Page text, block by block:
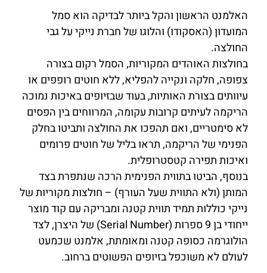
האלמנט הראשון והקל ביותר לבדיקה הוא סמל
המועדון (האסקודו) והלוגו של חברת נייקי על גבי
החולצה.
בחולצות האוהדים המקוריות, הסמל רקום בצורה
צפופה, חלקה ונקייה להפליא, ללא חוטים רופפים או
עיוותים בצורת האותיות, בעוד שבזיופים באיכות נמוכה
הריקמה לעיתים קרובות עקומה, המרווחים בין הפסים
לא סימטריים, ואם תהפכו את החולצה ותביטו בחלק
הפנימי של הריקמה, תראו בליל של חוטים פרומים
ואיכות תפירה קטסטרופלית.
בנוסף, הביטו בתווית הפנימית הרכה שנתפרת בצד
המותן (ולא התווית שעל העורף) – חולצות מקוריות של
נייקי כוללות תמיד תווית קטנה ומבריקה עם קוד מוצר
ייחודי בן 9 ספרות (Serial Number) של היצרן, לצד
הולוגרמה כסופה קטנה ומאומתת, אלמנט שכמעט
לעולם לא משוכפל בזיופים הפשוטים ברחוב.